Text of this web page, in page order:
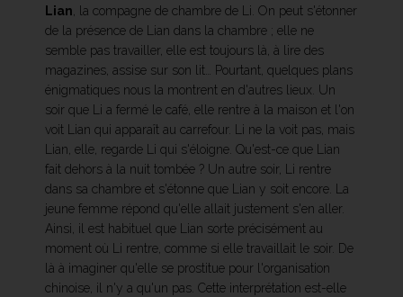
Lian , la compagne de chambre de Li. On peut s'étonner
de la présence de Lian dans la chambre ; elle ne
semble pas travailler, elle est toujours là, à lire des
magazines, assise sur son lit… Pourtant, quelques plans
énigmatiques nous la montrent en d'autres lieux. Un
soir que Li a fermé le café, elle rentre à la maison et l'on
voit Lian qui apparaît au carrefour. Li ne la voit pas, mais
Lian, elle, regarde Li qui s'éloigne. Qu'est-ce que Lian
fait dehors à la nuit tombée ? Un autre soir, Li rentre
dans sa chambre et s'étonne que Lian y soit encore. La
jeune femme répond qu'elle allait justement s'en aller.
Ainsi, il est habituel que Lian sorte précisément au
moment où Li rentre, comme si elle travaillait le soir. De
là à imaginer qu'elle se prostitue pour l'organisation
chinoise, il n'y a qu'un pas. Cette interprétation est-elle